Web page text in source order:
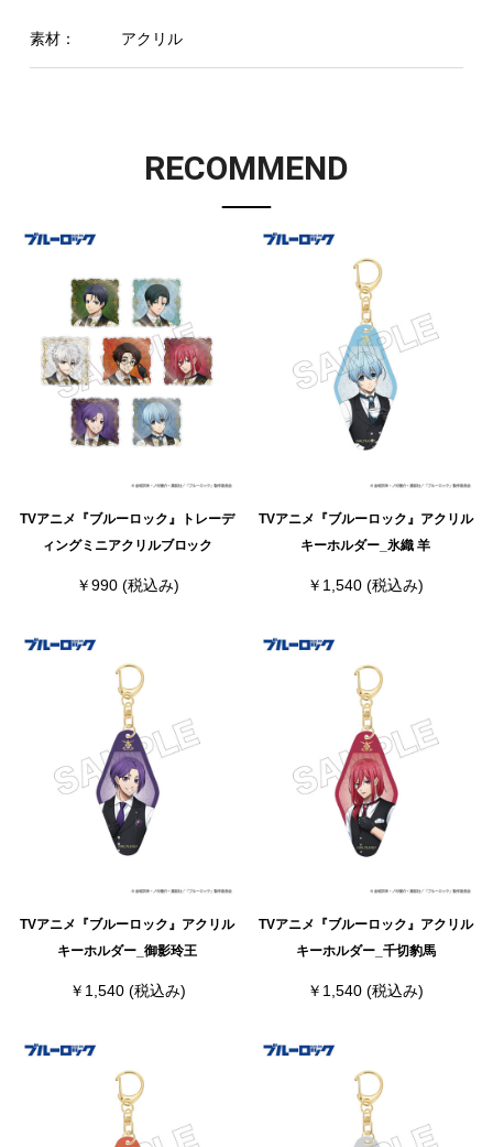
素材： アクリル
RECOMMEND
TVアニメ『ブルーロック』トレーデ
ィングミニアクリルブロック
￥990 (税込み)
TVアニメ『ブルーロック』アクリル
キーホルダー_氷織 羊
￥1,540(税込み)
TVアニメ『ブルーロック』アクリル
キーホルダー_御影玲王
￥1,540 (税込み)
TVアニメ『ブルーロック』アクリル
キーホルダー_千切豹馬
￥1,540(税込み)